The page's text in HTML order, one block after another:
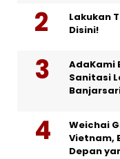
Lakukan
Disini!
AdaKami
Sanitasi
Weichai
Vietnam,
Depan